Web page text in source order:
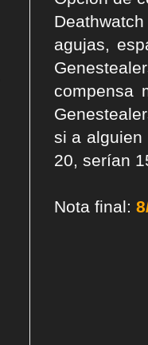
agujas,
compensa
si a alguien
20, serían
Nota final: